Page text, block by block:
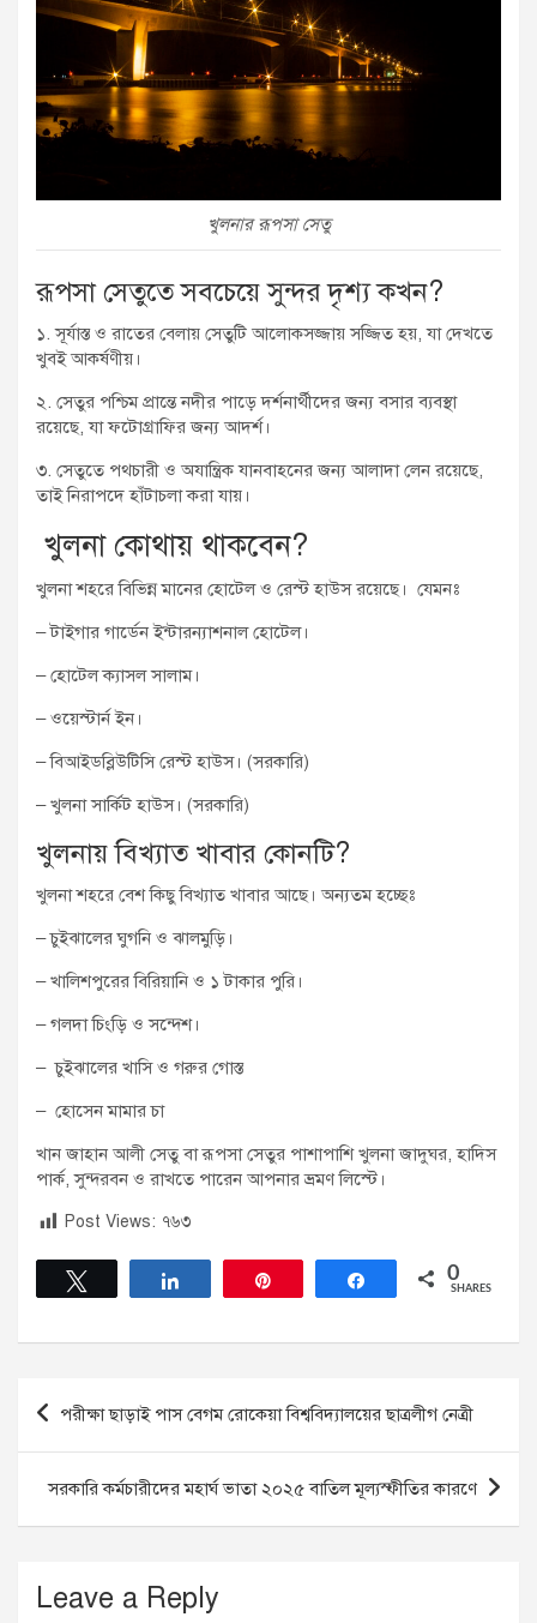
খুলনার রূপসা সেতু
রূপসা সেতুতে সবচেয়ে সুন্দর দৃশ্য কখন?
১. সূর্যাস্ত ও রাতের বেলায় সেতুটি আলোকসজ্জায় সজ্জিত হয়, যা দেখতে
খুবই আকর্ষণীয়।
২. সেতুর পশ্চিম প্রান্তে নদীর পাড়ে দর্শনার্থীদের জন্য বসার ব্যবস্থা
রয়েছে, যা ফটোগ্রাফির জন্য আদর্শ।
৩. সেতুতে পথচারী ও অযান্ত্রিক যানবাহনের জন্য আলাদা লেন রয়েছে,
তাই নিরাপদে হাঁটাচলা করা যায়।
খুলনা কোথায় থাকবেন?
খুলনা শহরে বিভিন্ন মানের হোটেল ও রেস্ট হাউস রয়েছে। যেমনঃ
– টাইগার গার্ডেন ইন্টারন্যাশনাল হোটেল।
– হোটেল ক্যাসল সালাম।
– ওয়েস্টার্ন ইন।
– বিআইডব্লিউটিসি রেস্ট হাউস। (সরকারি)
– খুলনা সার্কিট হাউস। (সরকারি)
খুলনায় বিখ্যাত খাবার কোনটি?
খুলনা শহরে বেশ কিছু বিখ্যাত খাবার আছে। অন্যতম হচ্ছেঃ
– চুইঝালের ঘুগনি ও ঝালমুড়ি।
– খালিশপুরের বিরিয়ানি ও ১ টাকার পুরি।
– গলদা চিংড়ি ও সন্দেশ।
– চুইঝালের খাসি ও গরুর গোস্ত
– হোসেন মামার চা
খান জাহান আলী সেতু বা রূপসা সেতুর পাশাপাশি খুলনা জাদুঘর, হাদিস
পার্ক, সুন্দরবন ও রাখতে পারেন আপনার ভ্রমণ লিস্টে।
Post Views: ৭৬৩
Share 0
SHARES
Post
navigation
পরীক্ষা ছাড়াই পাস বেগম রোকেয়া বিশ্ববিদ্যালয়ের ছাত্রলীগ নেত্রী
সরকারি কর্মচারীদের মহার্ঘ ভাতা ২০২৫ বাতিল মূল্যস্ফীতির কারণে
Leave a Reply